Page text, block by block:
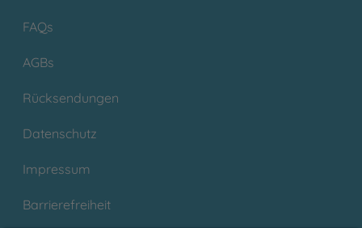
FAQs
AGBs
Rücksendungen
Datenschutz
Impressum
Barrierefreiheit